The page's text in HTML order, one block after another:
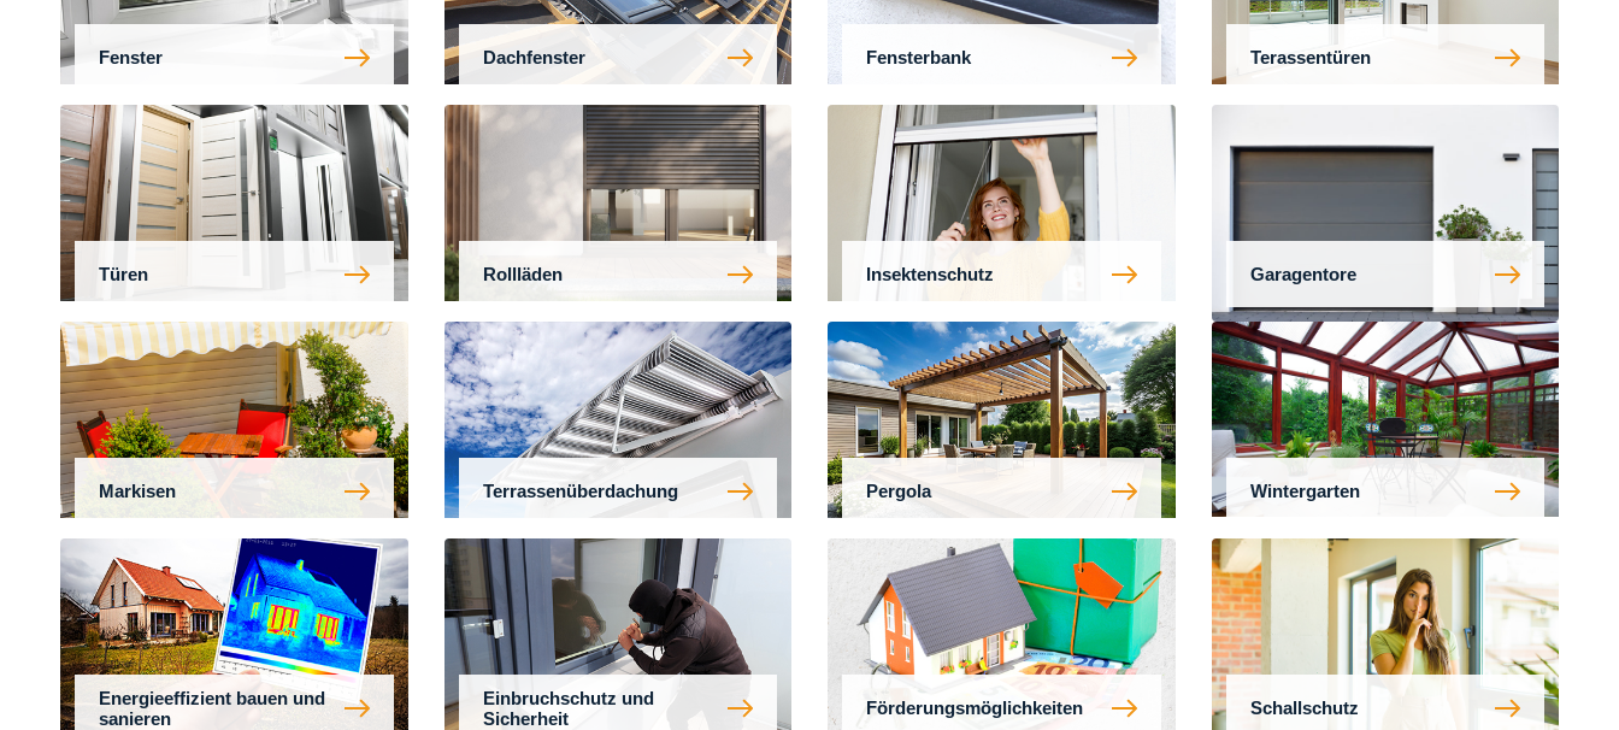
Fenster Dachfenster Fensterbank Terassentüren
Türen Rollläden Insektenschutz Garagentore
Markisen Terrassenüberdachung Pergola Wintergarten
Energieeffizient bauen und
sanieren
Einbruchschutz und
Sicherheit
Förderungsmöglichkeiten Schallschutz